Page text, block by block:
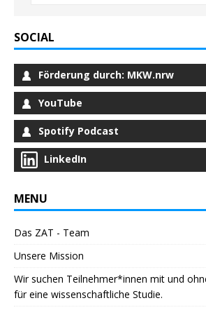
SOCIAL
Förderung durch: MKW.nrw
YouTube
Spotify Podcast
LinkedIn
MENU
Das ZAT - Team
Unsere Mission
Wir suchen Teilnehmer*innen mit und
für eine wissenschaftliche Studie.